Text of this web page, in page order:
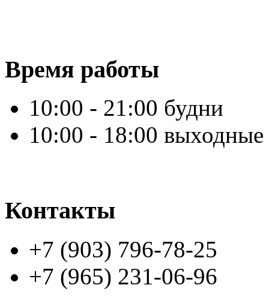
Время работы
10:00 - 21:00 будни
10:00 - 18:00 выходные
Контакты
+7 (903) 796-78-25
+7 (965) 231-06-96